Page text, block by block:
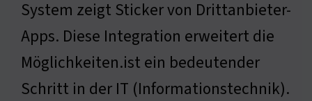
System zeigt Sticker von Drittanbieter-
Apps. Diese Integration erweitert die
Möglichkeiten.ist ein bedeutender
Schritt in der IT (Informationstechnik).